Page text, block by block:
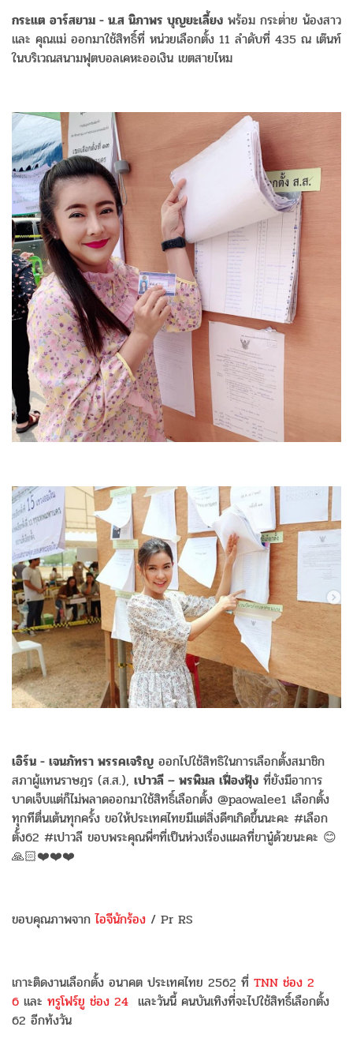
กระแต อาร์สยาม - น.ส นิภาพร บุญยะเลี้ยง พร้อม กระต่่าย น้องสาว
และ คุณแม่ ออกมาใช้สิทธิ์ที่ หน่วยเลือกตั้ง 11 ลำดับที่ 435 ณ เต๊นท์
ในบริเวณสนามฟุตบอลเคหะออเงิน เขตสายไหม
เอิร์น - เจนภัทรา พรรคเจริญ ออกไปใช้สิทธิในการเลือกตั้งสมาชิก
สภาผู้แทนราษฎร (ส.ส.), เปาวลี – พรพิมล เฟื่องฟุ้ง ที่ยังมีอาการ
บาดเจ็บแต่ก็ไม่พลาดออกมาใช้สิทธิ์เลือกตั้ง @paowalee1 เลือกตั้ง
ทุกทีตื่นเต้นทุกครั้ง ขอให้ประเทศไทยมีแต่สิ่งดีๆเกิดขึ้นนะคะ #เลือก
ตั้ง62 #เปาวลี ขอบพระคุณพี่ๆที่เป็นห่วงเรื่องแผลที่ขานู๋ด้วยนะคะ 😊
🙏🏻❤️❤️❤️
ขอบคุณภาพจากไอจีนักร้อง / Pr RS
เกาะติดงานเลือกตั้ง อนาคต ประเทศไทย 2562 ที่ TNN ช่อง 2
6 และ ทรูโฟร์ยู ช่อง 24 และวันนี้ คนบันเทิงที่่จะไปใช้สิทธิ์เลือกตั้ง
62 อีกท้งวัน